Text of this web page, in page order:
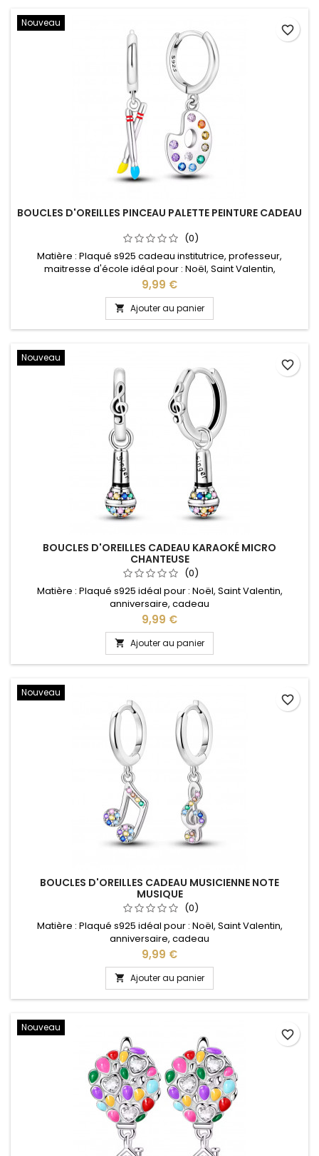
Nouveau
BOUCLES D'OREILLES PINCEAU PALETTE PEINTURE CADEAU
(0)
Matière : Plaqué s925 cadeau institutrice, professeur,
maitresse d'école idéal pour : Noël, Saint Valentin,
anniversaire, cadeau
Prix
9,99 €
 Ajouter au panier
favorite_border
Nouveau
BOUCLES D'OREILLES CADEAU KARAOKÉ MICRO
CHANTEUSE
(0)
Matière : Plaqué s925 idéal pour : Noël, Saint Valentin,
anniversaire, cadeau
Prix
9,99 €
 Ajouter au panier
favorite_border
Nouveau
BOUCLES D'OREILLES CADEAU MUSICIENNE NOTE
MUSIQUE
(0)
Matière : Plaqué s925 idéal pour : Noël, Saint Valentin,
anniversaire, cadeau
Prix
9,99 €
 Ajouter au panier
favorite_border
Nouveau
favorite_border